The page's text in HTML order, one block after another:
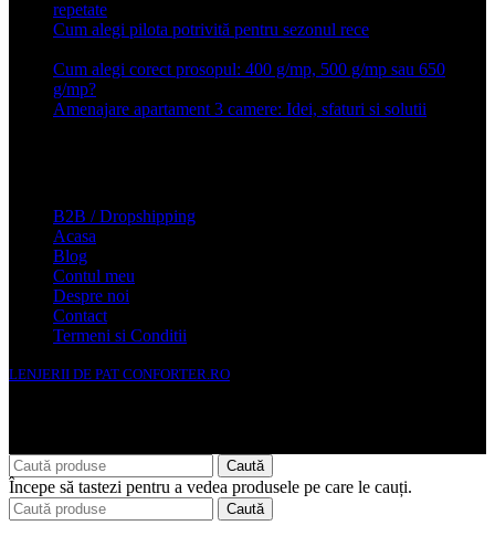
repetate
Cum alegi pilota potrivită pentru sezonul rece
Cum alegi corect prosopul: 400 g/mp, 500 g/mp sau 650
g/mp?
Amenajare apartament 3 camere: Idei, sfaturi si solutii
B2B / Dropshipping
Acasa
Blog
Contul meu
Despre noi
Contact
Termeni si Conditii
LENJERII DE PAT CONFORTER.RO
Caută
Începe să tastezi pentru a vedea produsele pe care le cauți.
Caută